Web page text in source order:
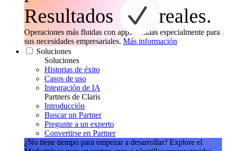
Resultados
reales.
Operaciones más fluidas con apps creadas especialmente para
sus necesidades empresariales. Más información
Soluciones
Soluciones
Historias de éxito
Casos de uso
Integración de IA
Partners de Claris
Introducción
Buscar un Partner
Pregunte a un experto
Convertirse en Partner
¿No tiene tiempo para empezar a desarrollar? Explore el